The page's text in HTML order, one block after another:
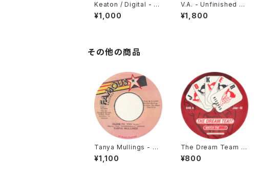
Keaton / Digital - G
ateman (Keaton Re
mix) / Get Loose [P
¥1,000
V.A. - Unfinished Bu
siness - The Job E
P [Trouble On Vinyl
¥1,800
その他の商品
Tanya Mullings - Cl
ose To You [Famou
s / 199? / 7"]
¥1,100
The Dream Team -
Watch The .....! / Fre
aky [Joker / 2000]
¥800